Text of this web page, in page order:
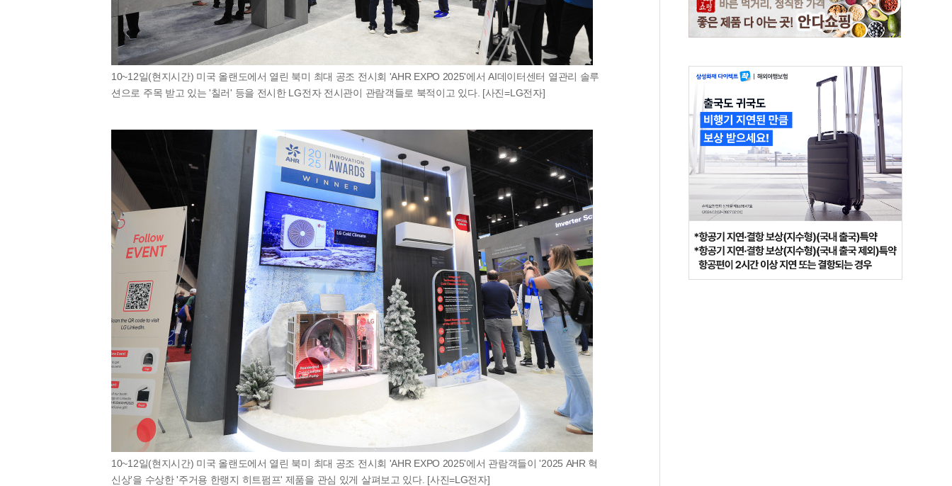
10~12일(현지시간) 미국 올랜도에서 열린 북미 최대 공조 전시회 'AHR EXPO 2025'에서 AI데이터센터 열관리 솔루
션으로 주목 받고 있는 '칠러' 등을 전시한 LG전자 전시관이 관람객들로 북적이고 있다. [사진=LG전자]
10~12일(현지시간) 미국 올랜도에서 열린 북미 최대 공조 전시회 'AHR EXPO 2025'에서 관람객들이 '2025 AHR 혁
신상'을 수상한 '주거용 한랭지 히트펌프' 제품을 관심 있게 살펴보고 있다. [사진=LG전자]